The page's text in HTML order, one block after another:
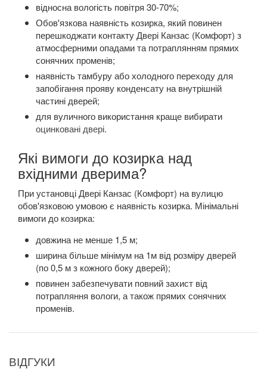
відносна вологість повітря 30-70%;
Обов'язкова наявність козирка, який повинен
перешкоджати контакту Двері Канзас (Комфорт) з
атмосферними опадами та потраплянням прямих
сонячних променів;
наявність тамбуру або холодного переходу для
запобігання прояву конденсату на внутрішній
частині дверей;
для вуличного використання краще вибирати
оцинковані двері.
Які вимоги до козирка над
вхідними дверима?
При установці Двері Канзас (Комфорт) на вулицю
обов'язковою умовою є наявність козирка. Мінімальні
вимоги до козирка:
довжина не менше 1,5 м;
ширина більше мінімум на 1м від розміру дверей
(по 0,5 м з кожного боку дверей);
повинен забезпечувати повний захист від
потрапляння вологи, а також прямих сонячних
променів.
ВІДГУКИ